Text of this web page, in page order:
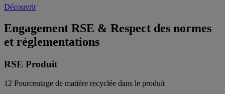
Découvrir
Engagement RSE & Respect des normes
et réglementations
RSE Produit
12 Pourcentage de matière recyclée dans le produit